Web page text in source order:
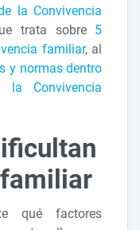
la Convivencia
trata sobre 5
familiar, al
y normas dentro
Convivencia
qué factores